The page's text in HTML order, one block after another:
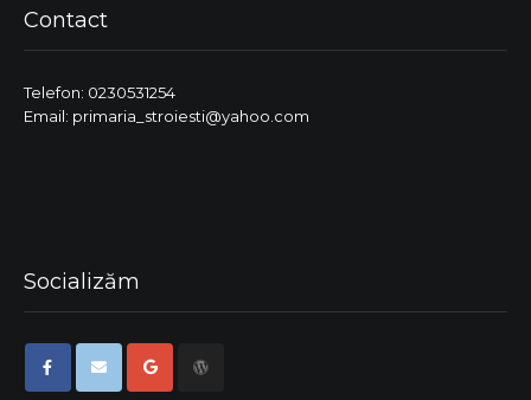
Contact
Telefon: 0230531254
Email: primaria_stroiesti@yahoo.com
Socializăm